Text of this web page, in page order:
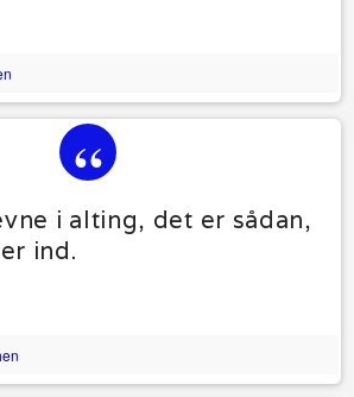
i alting, det er sådan,
ind.